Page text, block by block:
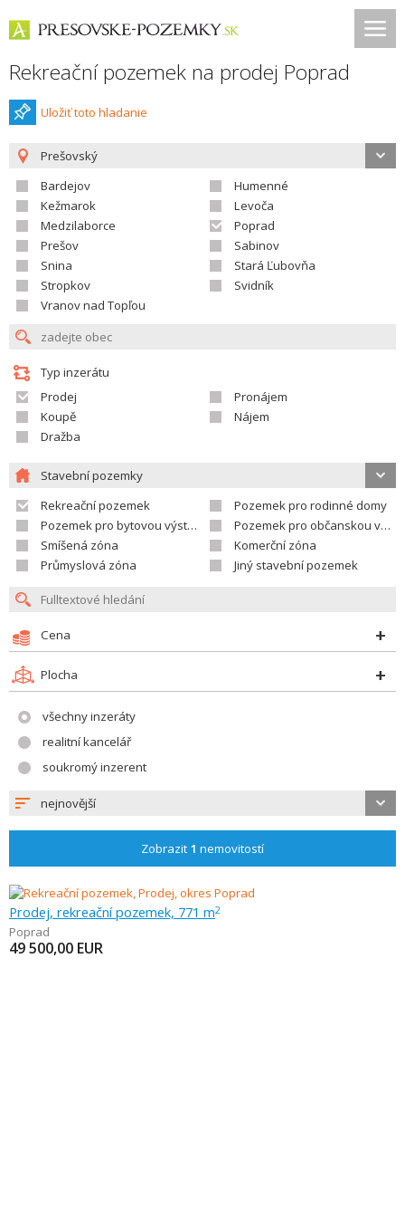
Rekreační pozemek na prodej Poprad
Uložiť toto hladanie
Prešovský
Bardejov
Humenné
Kežmarok
Levoča
Medzilaborce
Poprad
Prešov
Sabinov
Snina
Stará Ľubovňa
Stropkov
Svidník
Vranov nad Topľou
Typ inzerátu
Prodej
Pronájem
Koupě
Nájem
Dražba
Stavební pozemky
Rekreační pozemek
Pozemek pro rodinné domy
Pozemek pro bytovou výstavbu
Pozemek pro občanskou vybavenost
Smíšená zóna
Komerční zóna
Průmyslová zóna
Jiný stavební pozemek
Cena
Plocha
všechny inzeráty
realitní kancelář
soukromý inzerent
nejnovější
Zobrazit 1 nemovitostí
Prodej, rekreační pozemek, 771 m2
Poprad
49 500,00 EUR